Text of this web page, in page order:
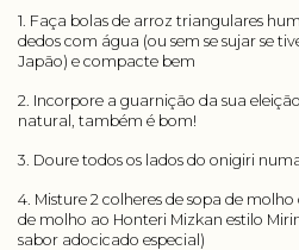
1. Faça bolas de arroz triangulares
dedos com água (ou sem se sujar se
Japão) e compacte bem
2. Incorpore a guarnição da sua
natural, também é bom!
3. Doure todos os lados do onigiri
4. Misture 2 colheres de sopa de
de molho ao Honteri Mizkan estilo
sabor adocicado especial)